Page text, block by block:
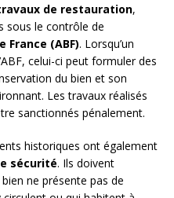
de restauration,
sous le contrôle de
(ABF). Lorsqu’un
celui-ci peut formuler des
du bien et son
Les travaux réalisés
sanctionnés pénalement.
historiques ont également
sécurité. Ils doivent
ne présente pas de